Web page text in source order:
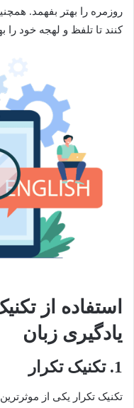
روزمره را بهتر بفهمد.
کنند تا تلفظ و لهجه خود را
استفاده از
یادگیری زبان
1. تکنیک تکرار
تکنیک تکرار یکی از